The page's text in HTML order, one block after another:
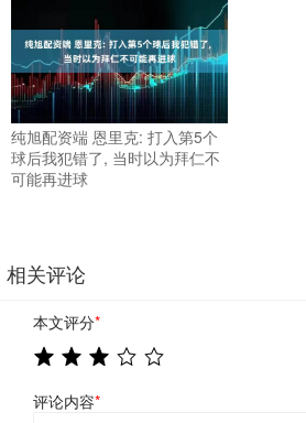
纯旭配资端 恩里克: 打入第5个
球后我犯错了, 当时以为拜仁不
可能再进球
相关评论
本文评分*
评论内容*